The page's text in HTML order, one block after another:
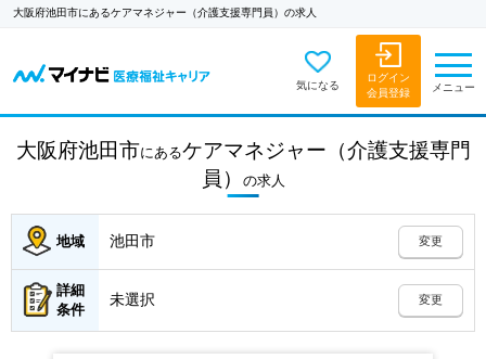
大阪府池田市にあるケアマネジャー（介護支援専門員）の求人
気になる
ログイン
会員登録
メニュー
大阪府池田市にあるケアマネジャー（介護支援専門
員）
の求人
地域 池田市 変更
詳細
条件
未選択 変更